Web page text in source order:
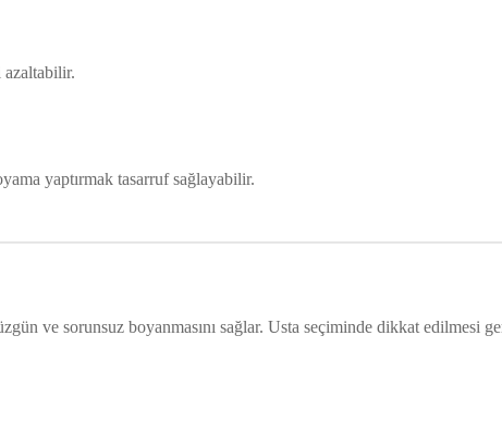
azaltabilir.
yaptırmak tasarruf sağlayabilir.
ve sorunsuz boyanmasını sağlar. Usta seçiminde dikkat edilmesi